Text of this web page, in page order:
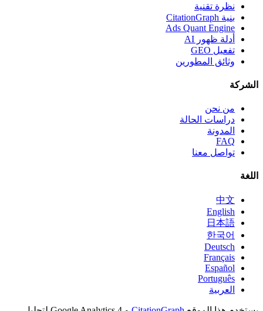
نظرة تقنية
بنية CitationGraph
Ads Quant Engine
أدلة ظهور AI
تفعيل GEO
وثائق المطورين
الشركة
من نحن
دراسات الحالة
المدونة
FAQ
تواصل معنا
اللغة
中文
English
日本語
한국어
Deutsch
Français
Español
Português
العربية